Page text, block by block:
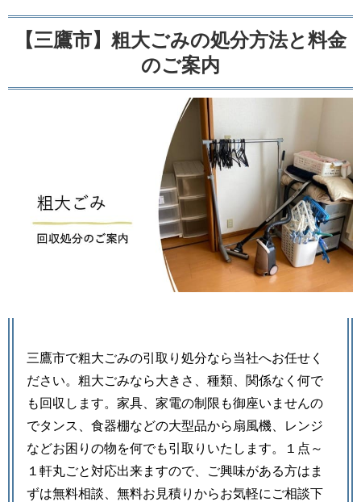
【三鷹市】粗大ごみの処分方法と料金
のご案内
三鷹市で粗大ごみの引取り処分なら当社へお任せく
ださい。粗大ごみなら大きさ、種類、関係なく何で
も回収します。家具、家電の制限も御座いませんの
でタンス、食器棚などの大型品から扇風機、レンジ
などお困りの物を何でも引取りいたします。１点～
１軒丸ごと対応出来ますので、ご興味がある方はま
ずは無料相談、無料お見積りからお気軽にご相談下